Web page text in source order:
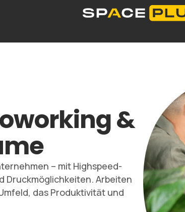
&
– mit Highspeed-
Druckmöglichkeiten. Arbeiten
das Produktivität und